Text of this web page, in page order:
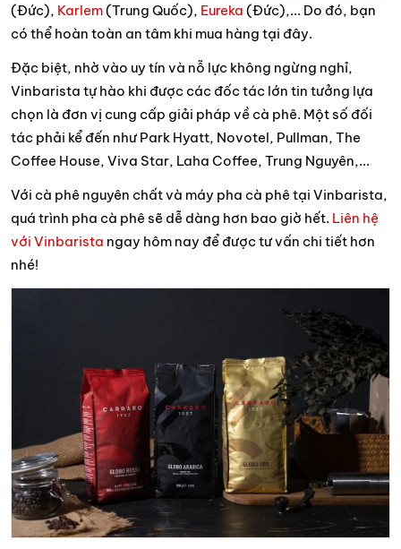
(Đức), Karlem(Trung Quốc), Eureka (Đức),... Do đó, bạn
có thể hoàn toàn an tâm khi mua hàng tại đây.
Đặc biệt, nhờ vào uy tín và nỗ lực không ngừng nghỉ,
Vinbarista tự hào khi được các đốc tác lớn tin tưởng lựa
chọn là đơn vị cung cấp giải pháp về cà phê. Một số đối
tác phải kể đến như Park Hyatt, Novotel, Pullman, The
Coffee House, Viva Star, Laha Coffee, Trung Nguyên,...
Với cà phê nguyên chất và máy pha cà phê tại Vinbarista,
quá trình pha cà phê sẽ dễ dàng hơn bao giờ hết. Liên hệ
với Vinbarista ngay hôm nay để được tư vấn chi tiết hơn
nhé!